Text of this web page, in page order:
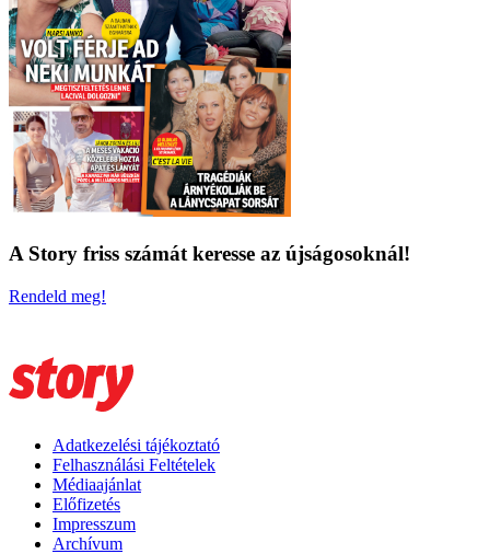
A Story friss számát keresse az újságosoknál!
Rendeld meg!
Adatkezelési tájékoztató
Felhasználási Feltételek
Médiaajánlat
Előfizetés
Impresszum
Archívum